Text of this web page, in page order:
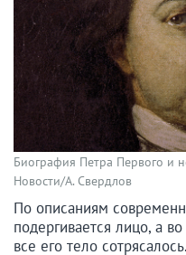
Биография Петра Первого
Новости/А. Свердлов
По описаниям
подергивается лицо, а
все его тело